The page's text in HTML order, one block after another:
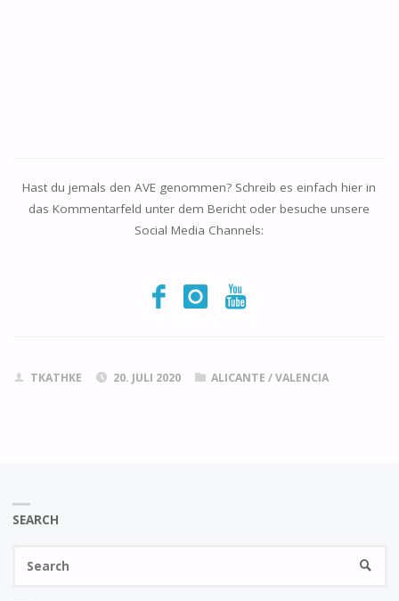
Hast du jemals den AVE genommen? Schreib es einfach hier in
das Kommentarfeld unter dem Bericht oder besuche unsere
Social Media Channels:
TKATHKE 20. JULI 2020 ALICANTE /VALENCIA
SEARCH